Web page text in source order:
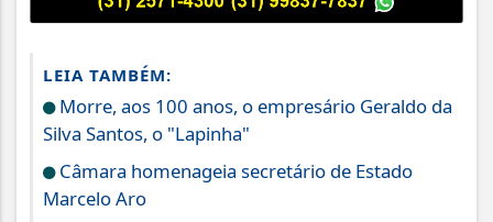
LEIA TAMBÉM:
Morre, aos 100 anos, o empresário Geraldo da
Silva Santos, o "Lapinha"
Câmara homenageia secretário de Estado
Marcelo Aro